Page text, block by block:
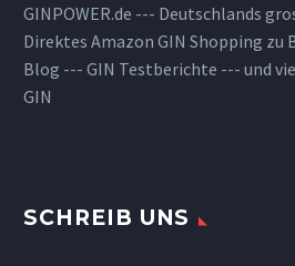
GINPOWER.de --- Deutschlands
Direktes Amazon GIN Shopping zu
Blog --- GIN Testberichte --- und
GIN
SCHREIB UNS